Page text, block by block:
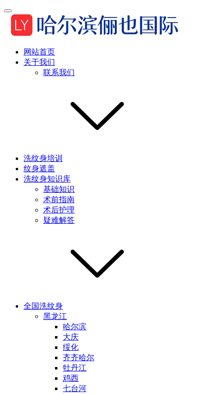
网站首页
关于我们
联系我们
洗纹身培训
纹身遮盖
洗纹身知识库
基础知识
术前指南
术后护理
疑难解答
全国洗纹身
黑龙江
哈尔滨
大庆
绥化
齐齐哈尔
牡丹江
鸡西
七台河